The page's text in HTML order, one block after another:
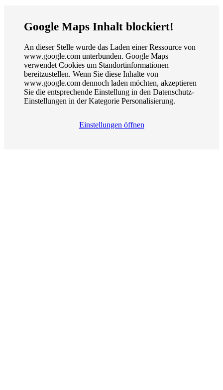
Google Maps Inhalt blockiert!
An dieser Stelle wurde das Laden einer Ressource von
www.google.com unterbunden. Google Maps
verwendet Cookies um Standortinformationen
bereitzustellen. Wenn Sie diese Inhalte von
www.google.com dennoch laden möchten, akzeptieren
Sie die entsprechende Einstellung in den Datenschutz-
Einstellungen in der Kategorie Personalisierung.
Einstellungen öffnen